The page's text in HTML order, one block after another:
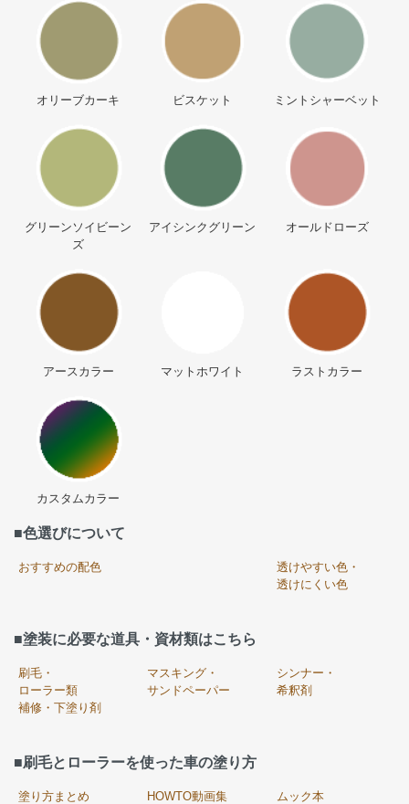
オリーブカーキ ビスケット ミントシャーベット
グリーンソイビーン
ズ
アイシンクグリーン オールドローズ
アースカラー マットホワイト ラストカラー
カスタムカラー
■色選びについて
おすすめの配色
透けやすい色・
透けにくい色
■塗装に必要な道具・資材類はこちら
刷毛・
ローラー類
マスキング・
サンドペーパー
シンナー・
希釈剤
補修・下塗り剤
■刷毛とローラーを使った車の塗り方
塗り方まとめ HOWTO動画集 ムック本